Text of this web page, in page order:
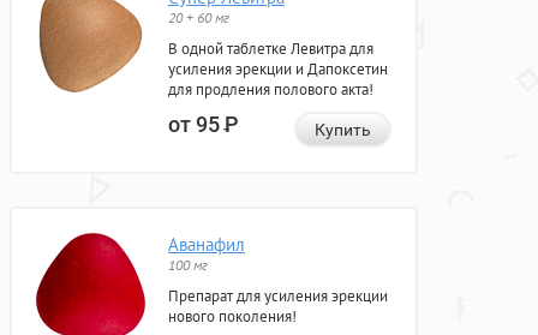
20 + 60 мг
В одной таблетке Левитра для
усиления эрекции и Дапоксетин
для продления полового акта!
от 95Р Купить
Аванафил
100 мг
Препарат для усиления эрекции
нового поколения!